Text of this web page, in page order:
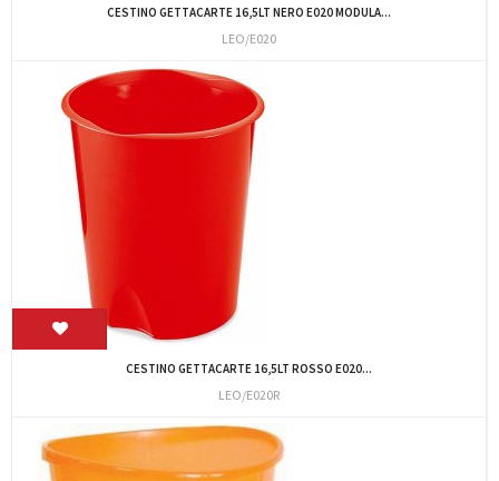
CESTINO GETTACARTE 16,5LT NERO E020 MODULA...
LEO/E020
CESTINO GETTACARTE 16,5LT ROSSO E020...
LEO/E020R